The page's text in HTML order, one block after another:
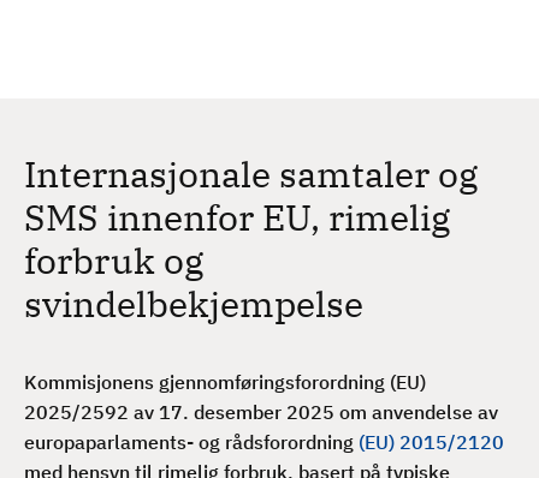
Internasjonale samtaler og
SMS innenfor EU, rimelig
forbruk og
svindelbekjempelse
Kommisjonens gjennomføringsforordning (EU)
2025/2592 av 17. desember 2025 om anvendelse av
europaparlaments- og rådsforordning (EU) 2015/2120
med hensyn til rimelig forbruk, basert på typiske